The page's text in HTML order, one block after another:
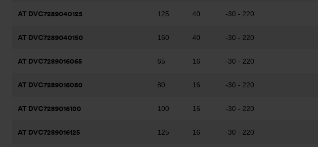
AT DVC7289040125 125 40 -30 - 220
AT DVC7289040150 150 40 -30 - 220
AT DVC7289016065 65 16 -30 - 220
AT DVC7289016080 80 16 -30 - 220
AT DVC7289016100 100 16 -30 - 220
AT DVC7289016125 125 16 -30 - 220